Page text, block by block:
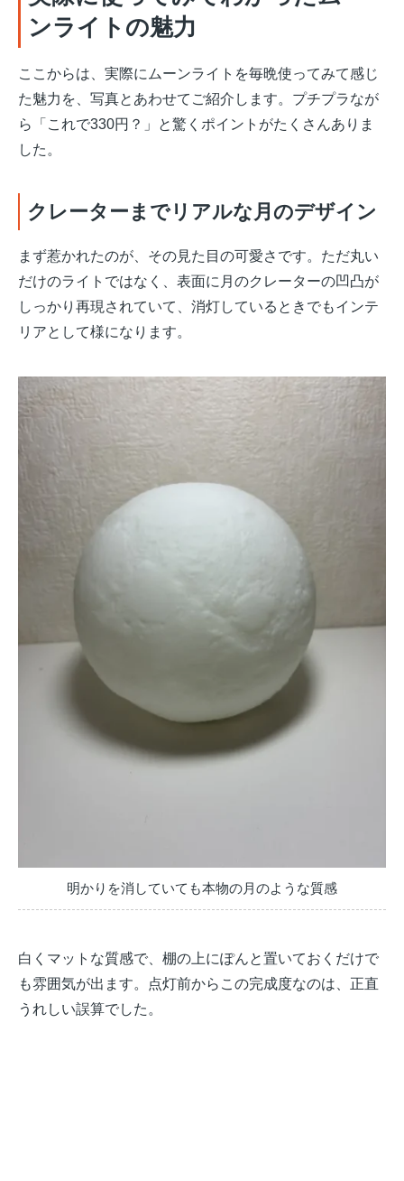
ンライトの魅力
ここからは、実際にムーンライトを毎晩使ってみて感じ
た魅力を、写真とあわせてご紹介します。プチプラなが
ら「これで330円？」と驚くポイントがたくさんありま
した。
クレーターまでリアルな月のデザイン
まず惹かれたのが、その見た目の可愛さです。ただ丸い
だけのライトではなく、表面に月のクレーターの凹凸が
しっかり再現されていて、消灯しているときでもインテ
リアとして様になります。
明かりを消していても本物の月のような質感
白くマットな質感で、棚の上にぽんと置いておくだけで
も雰囲気が出ます。点灯前からこの完成度なのは、正直
うれしい誤算でした。